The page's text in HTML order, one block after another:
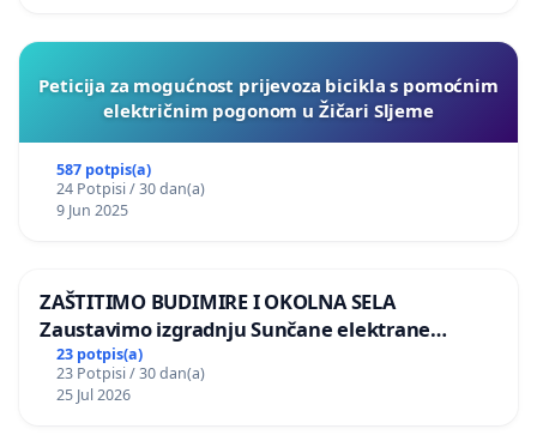
Peticija za mogućnost prijevoza bicikla s pomoćnim
električnim pogonom u Žičari Sljeme
587 potpis(a)
24 Potpisi / 30 dan(a)
9 Jun 2025
ZAŠTITIMO BUDIMIRE I OKOLNA SELA
Zaustavimo izgradnju Sunčane elektrane
Vedrine na području Ugljana
23 potpis(a)
23 Potpisi / 30 dan(a)
25 Jul 2026